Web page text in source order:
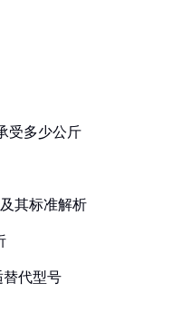
受多少公斤
其标准解析
替代型号